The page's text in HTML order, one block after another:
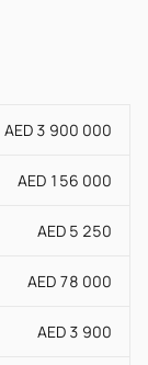
AED 3 900 000
AED 156 000
AED 5 250
AED 78 000
AED 3 900